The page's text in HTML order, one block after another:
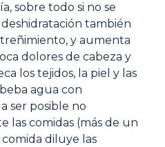
sobre todo si no se
también
y aumenta
dolores de cabeza y
los tejidos, la piel y las
agua con
ser posible no
las comidas (más de un
diluye las